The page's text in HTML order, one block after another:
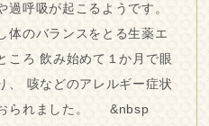
過呼吸が起こるようです。
体のバランスをとる生薬エ
ころ 飲み始めて１か月で眼
、 咳などのアレルギー症状
おられました。 &nbsp